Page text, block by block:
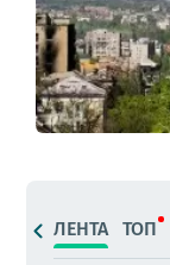
ЛЕНТА ТОП